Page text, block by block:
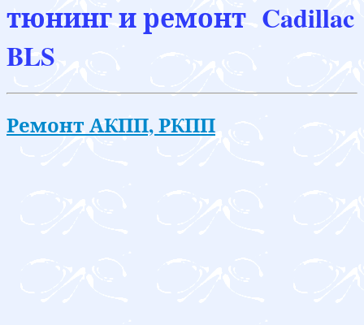
тюнинг и ремонт Cadillac
BLS
Ремонт АКПП, РКПП